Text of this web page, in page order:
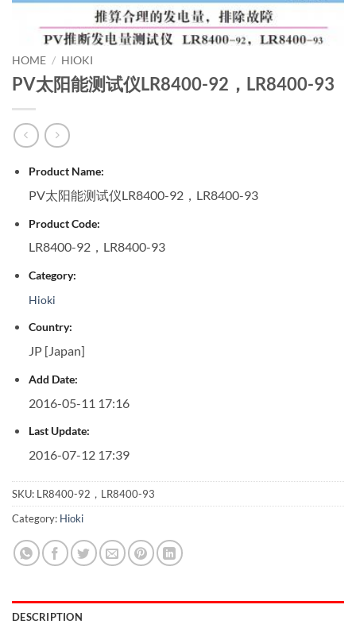
HOME / HIOKI
PV太阳能测试仪LR8400-92，LR8400-93
Product Name:
PV太阳能测试仪LR8400-92，LR8400-93
Product Code:
LR8400-92，LR8400-93
Category:
Hioki
Country:
JP [Japan]
Add Date:
2016-05-11 17:16
Last Update:
2016-07-12 17:39
SKU: LR8400-92，LR8400-93
Category: Hioki
DESCRIPTION